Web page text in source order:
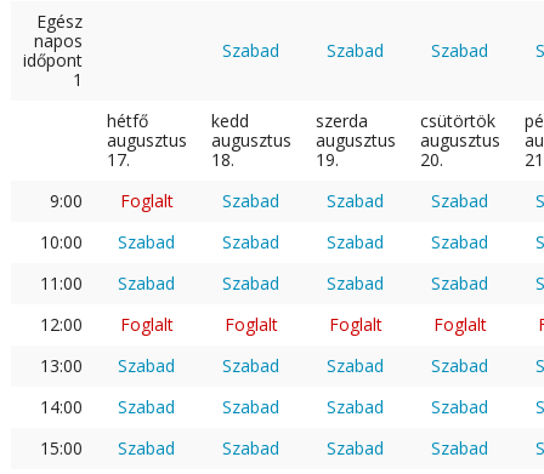
Egész
napos
időpont
1
Szabad Szabad Szabad
hétfő
augusztus
17.
kedd
augusztus
18.
szerda
augusztus
19.
csütörtök
augusztus
20.
9:00
Foglalt Szabad Szabad Szabad
10:00
Szabad Szabad Szabad Szabad
11:00
Szabad Szabad Szabad Szabad
12:00
Foglalt Foglalt Foglalt Foglalt
13:00
Szabad Szabad Szabad Szabad
14:00
Szabad Szabad Szabad Szabad
15:00
Szabad Szabad Szabad Szabad